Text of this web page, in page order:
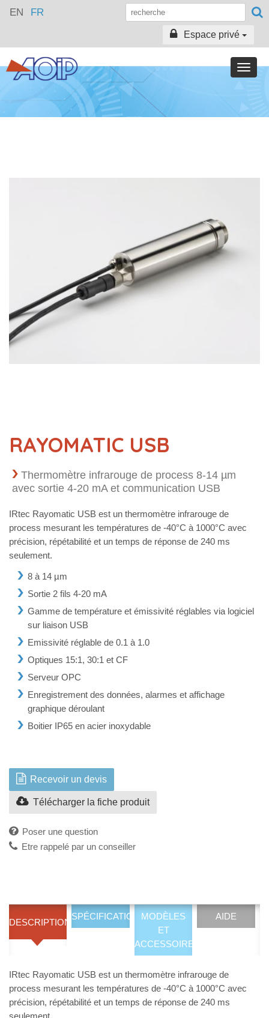
EN FR
Espace privé
Toggle
RAYOMATIC USB
Thermomètre infrarouge de process 8-14 µm
avec sortie 4-20 mA et communication USB
IRtec Rayomatic USB est un thermomètre infrarouge de
process mesurant les températures de -40°C à 1000°C avec
précision, répétabilité et un temps de réponse de 240 ms
seulement.
8 à 14 µm
Sortie 2 fils 4-20 mA
Gamme de température et émissivité réglables via logiciel
sur liaison USB
Emissivité réglable de 0.1 à 1.0
Optiques 15:1, 30:1 et CF
Serveur OPC
Enregistrement des données, alarmes et affichage
graphique déroulant
Boitier IP65 en acier inoxydable
Recevoir un devis
Télécharger la fiche produit
Poser une question
Etre rappelé par un conseiller
DESCRIPTION
SPÉCIFICATIONSMODÈLES
ET
ACCESSOIRES
AIDE
IRtec Rayomatic USB est un thermomètre infrarouge de
process mesurant les températures de -40°C à 1000°C avec
précision, répétabilité et un temps de réponse de 240 ms
seulement.